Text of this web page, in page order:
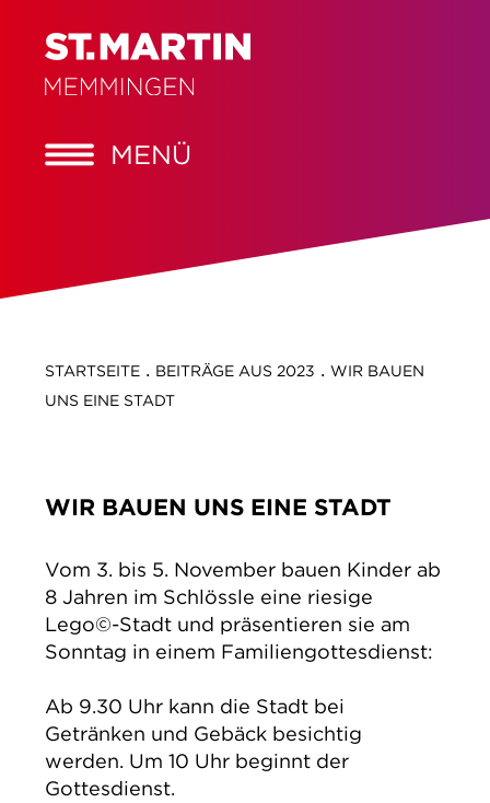
MENÜ
IMPRESSUM
STARTSEITE. BEITRÄGE AUS 2023 . WIR BAUEN
UNS EINE STADT
WIR BAUEN UNS EINE STADT
Vom 3. bis 5. November bauen Kinder ab
8 Jahren im Schlössle eine riesige
Lego©-Stadt und präsentieren sie am
Sonntag in einem Familiengottesdienst:
Ab 9.30 Uhr kann die Stadt bei
Getränken und Gebäck besichtig
werden. Um 10 Uhr beginnt der
Gottesdienst.